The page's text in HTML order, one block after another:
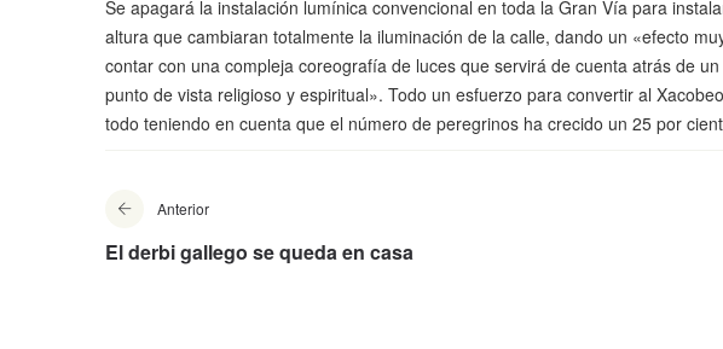
Se apagará la instalación lumínica convencional en toda la Gran Vía para
altura que cambiaran totalmente la iluminación de la calle, dando un «efecto
contar con una compleja coreografía de luces que servirá de cuenta atrás de
punto de vista religioso y espiritual». Todo un esfuerzo para convertir al
todo teniendo en cuenta que el número de peregrinos ha crecido un 25 por
Anterior
El derbi gallego se queda en casa